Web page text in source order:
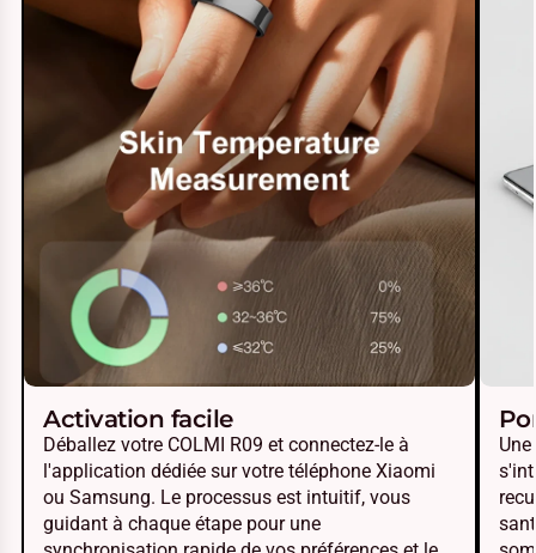
Activation facile
Déballez votre COLMI R09 et connectez-le à
l'application dédiée sur votre téléphone Xiaomi
ou Samsung. Le processus est intuitif, vous
guidant à chaque étape pour une